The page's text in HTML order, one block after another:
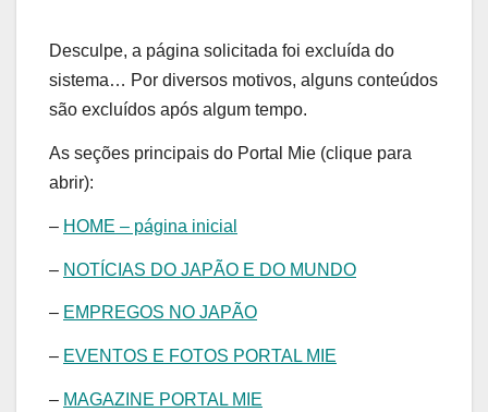
Desculpe, a página solicitada foi excluída do
sistema… Por diversos motivos, alguns conteúdos
são excluídos após algum tempo.
As seções principais do Portal Mie (clique para
abrir):
– HOME – página inicial
– NOTÍCIAS DO JAPÃO E DO MUNDO
– EMPREGOS NO JAPÃO
– EVENTOS E FOTOS PORTAL MIE
– MAGAZINE PORTAL MIE